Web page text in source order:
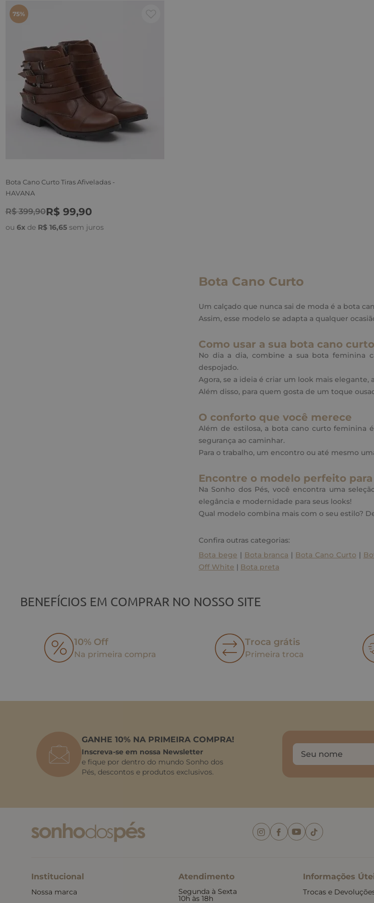
75%
Bota Cano Curto Tiras Afiveladas -
HAVANA
R$ 399,90R$ 99,90
ou 6xde R$ 16,65sem juros
34
Adicionar a Sacola
Bota Cano Curto
Um calçado que nunca sai de moda é a bota
Assim, esse modelo se adapta a qualquer
Como usar a sua bota cano curto
No dia a dia, combine a sua bota feminina
despojado.
Agora, se a ideia é criar um look mais
Além disso, para quem gosta de um toque
O conforto que você merece
Além de estilosa, a bota cano curto feminina
segurança ao caminhar.
Para o trabalho, um encontro ou até mesmo
Encontre o modelo perfeito
Na Sonho dos Pés, você encontra uma
elegância e modernidade para seus looks!
Qual modelo combina mais com o seu estilo?
Confira outras categorias:
Bota bege | Bota branca | Bota Cano Curto |
Off White | Bota preta
BENEFÍCIOS EM COMPRAR NO NOSSO SITE
10% Off
Na primeira compra
Troca grátis
Primeira troca
GANHE 10% NA PRIMEIRA COMPRA!
Inscreva-se em nossa Newsletter
e fique por dentro do mundo Sonho dos
Pés, descontos e produtos exclusivos.
Institucional
Nossa marca
Atendimento
Segunda à Sexta
10h às 18h
Informações
Trocas e